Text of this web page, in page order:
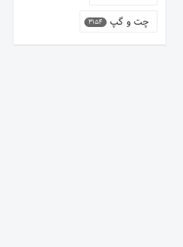
چت و گپ 3154